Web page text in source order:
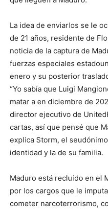
La idea de enviarlos se le
de 21 años, residente de
noticia de la captura de
fuerzas especiales
enero y su posterior
“Yo sabía que Luigi
matar a en diciembre de
director ejecutivo de
cartas, así que pensé que
explica Storm, el
identidad y la de su familia.
Maduro está recluido en el
por los cargos que le
cometer narcoterrorismo,